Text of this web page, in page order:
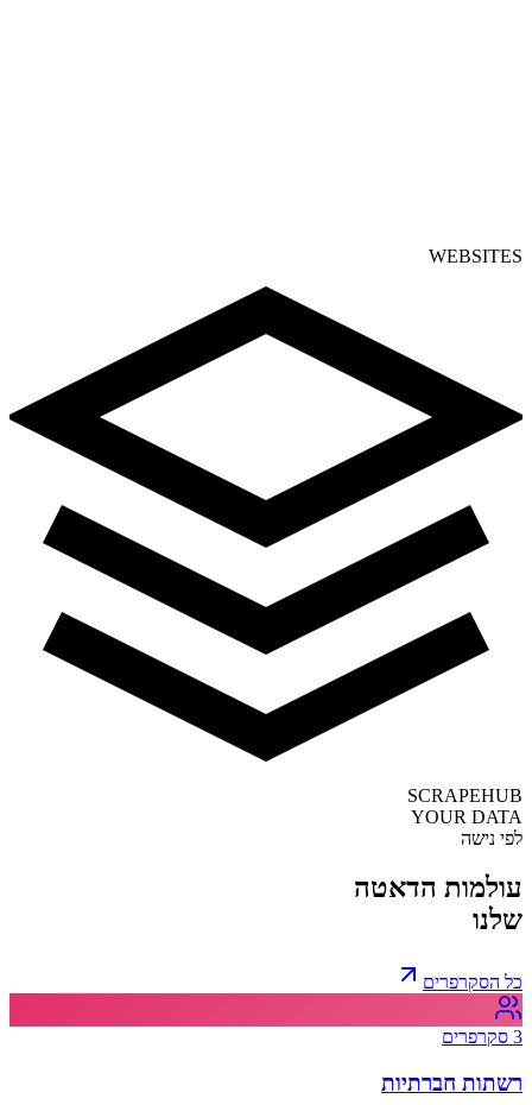
WEBSITES
SCRAPEHUB
YOUR DATA
לפי נישה
עולמות הדאטה
שלנו
כל הסקרפרים
3 סקרפרים
רשתות חברתיות